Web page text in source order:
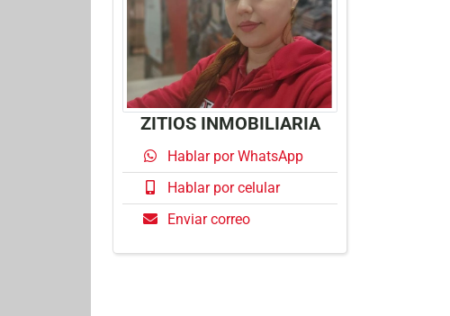
ZITIOS INMOBILIARIA
Hablar por WhatsApp
Hablar por celular
Enviar correo